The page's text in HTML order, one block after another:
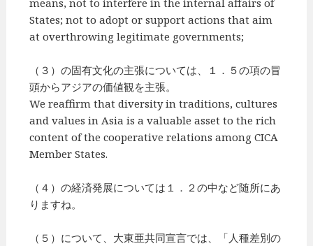
States; not to adopt or support actions that aim
at overthrowing legitimate governments;
（３）の固有文化の主張については、１．５の項の冒
頭からアジアの価値観を主張。
We reaffirm that diversity in traditions, cultures
and values in Asia is a valuable asset to the rich
content of the cooperative relations among CICA
Member States.
（４）の経済発展については１．２の中など随所にあ
りますね。
（５）について、大東亜共同宣言では、「人種差別の